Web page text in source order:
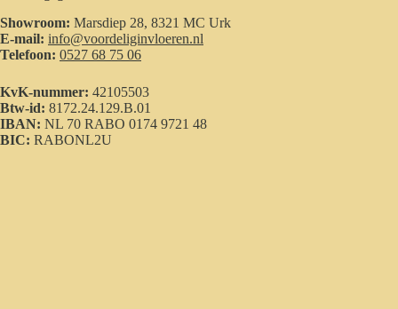
Showroom: Marsdiep 28, 8321 MC Urk
E-mail: info@voordeliginvloeren.nl
Telefoon: 0527 68 75 06
KvK-nummer: 42105503
Btw-id: 8172.24.129.B.01
IBAN: NL 70 RABO 0174 9721 48
BIC: RABONL2U